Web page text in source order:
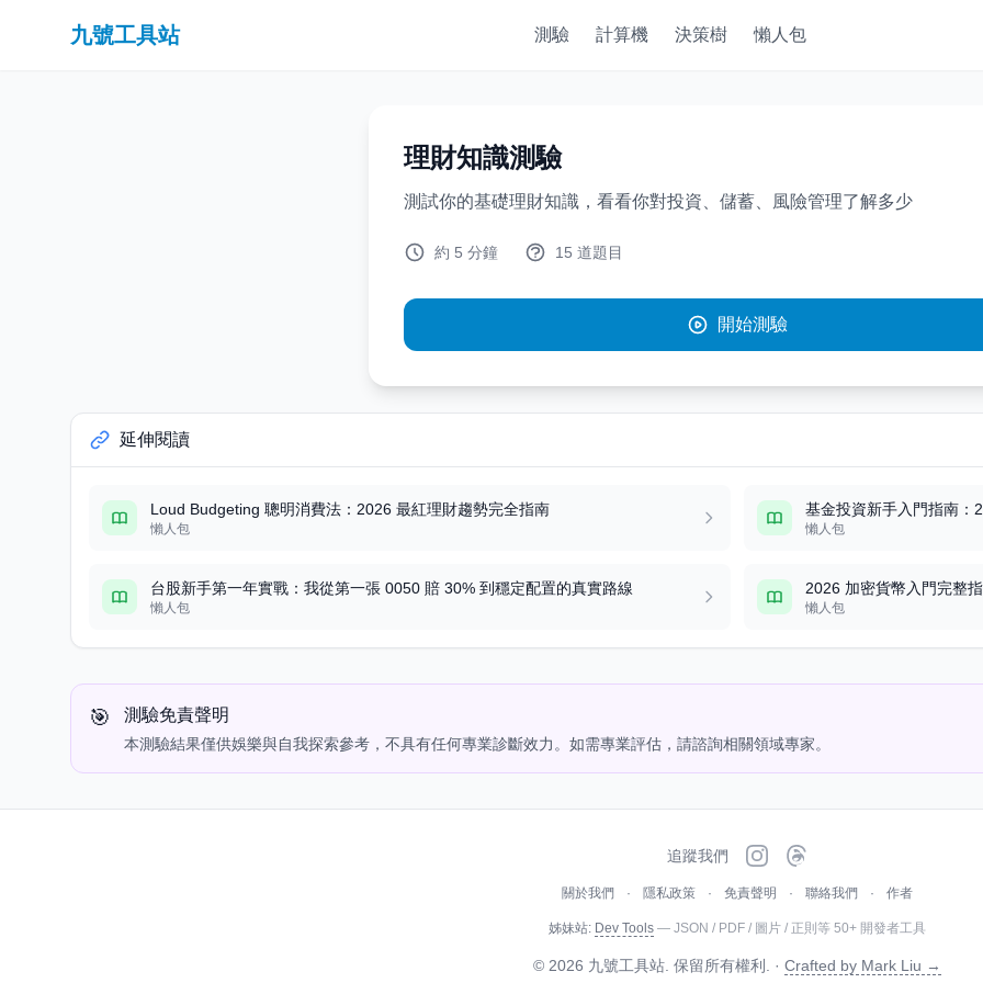
九號工具站 測驗 計算機 決策樹 懶人包
理財知識測驗
測試你的基礎理財知識，看看你對投資、儲蓄、風險管理了解多少
約 5 分鐘 15 道題目
開始測驗
延伸閱讀
Loud Budgeting 聰明消費法：2026 最紅理財趨勢完全指南
懶人包
基金投資新手入門指南：
懶人包
台股新手第一年實戰：我從第一張 0050 賠 30% 到穩定配置的真實路線
懶人包
2026 加密貨幣入門完整
懶人包
🎯 測驗免責聲明
本測驗結果僅供娛樂與自我探索參考，不具有任何專業診斷效力。如需專業評估，請諮詢相關領域專家。
追蹤我們
關於我們 · 隱私政策 · 免責聲明 · 聯絡我們 · 作者
姊妹站: Dev Tools — JSON / PDF / 圖片 / 正則等 50+ 開發者工具
© 2026 九號工具站. 保留所有權利. · Crafted by Mark Liu →